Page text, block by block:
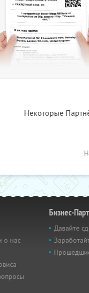
Некоторые
о нас
Бизнес-
Давайте